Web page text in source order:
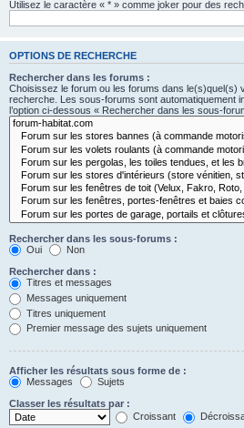
Utilisez le caractère « * » comme joker pour des
OPTIONS DE RECHERCHE
Rechercher dans les forums :
Choisissez le forum ou les forums dans le(s)quel(s)
recherche. Les sous-forums sont automatiquement
l’option ci-dessous « Rechercher dans les sous-
Rechercher dans les sous-forums :
Oui
Non
Rechercher dans :
Titres et messages
Messages uniquement
Titres uniquement
Premier message des sujets uniquement
Afficher les résultats sous forme de :
Messages
Sujets
Classer les résultats par :
Croissant